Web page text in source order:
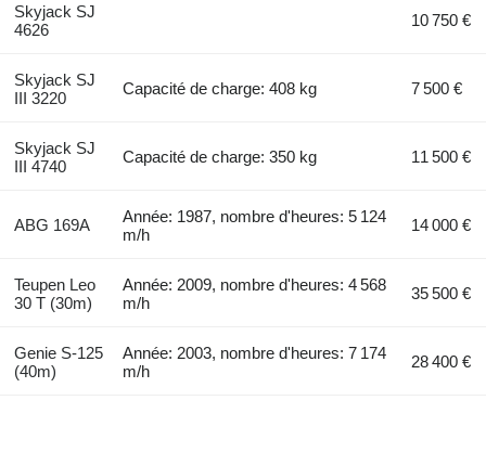
Skyjack SJ
4626
10 750 €
Skyjack SJ
III 3220
Capacité de charge: 408 kg 7 500 €
Skyjack SJ
III 4740
Capacité de charge: 350 kg 11 500 €
ABG 169A
Année: 1987, nombre d'heures: 5 124
m/h
14 000 €
Teupen Leo
30 T (30m)
Année: 2009, nombre d'heures: 4 568
m/h
35 500 €
Genie S-125
(40m)
Année: 2003, nombre d'heures: 7 174
m/h
28 400 €